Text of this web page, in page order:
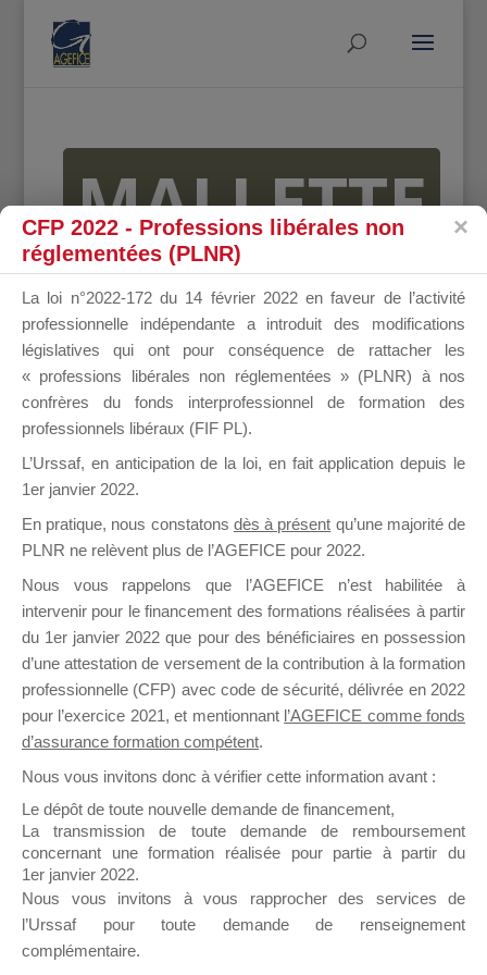
MALLETTE
DU
DIRIGEANT
Ce groupe est destiné aux Organismes de
Formation qui souhaitent répondre à l’Appel à
Propositions Mallette du Dirigeant.
sur lequel il est possible de laisser un message
ou poser une question.
NB : Il est nécessaire d’êtreinscrit(e)pour
pouvoir rejoindre ce groupe
CFP 2022 - Professions libérales non
réglementées (PLNR)
La loi n°2022-172 du 14 février 2022 en faveur de l’activité
professionnelle indépendante a introduit des modifications
législatives qui ont pour conséquence de rattacher les
« professions libérales non réglementées » (PLNR) à nos
confrères du fonds interprofessionnel de formation des
professionnels libéraux (FIF PL).
L’Urssaf, en anticipation de la loi, en fait application depuis le
1er janvier 2022.
En pratique, nous constatons dès à présent qu’une majorité de
PLNR ne relèvent plus de l’AGEFICE pour 2022.
Nous vous rappelons que l’AGEFICE n’est habilitée à
intervenir pour le financement des formations réalisées à partir
du 1er janvier 2022 que pour des bénéficiaires en possession
d’une attestation de versement de la contribution à la formation
professionnelle (CFP) avec code de sécurité, délivrée en 2022
pour l’exercice 2021, et mentionnant l’AGEFICE comme fonds
d’assurance formation compétent.
Nous vous invitons donc à vérifier cette information avant :
Le dépôt de toute nouvelle demande de financement,
La transmission de toute demande de remboursement
concernant une formation réalisée pour partie à partir du
1er janvier 2022.
Nous vous invitons à vous rapprocher des services de
l’Urssaf pour toute demande de renseignement
complémentaire.